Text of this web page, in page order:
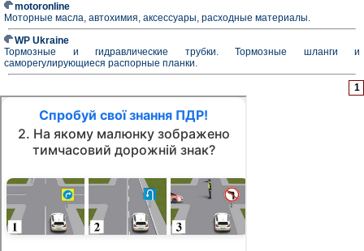
motoronline
Моторные масла, автохимия, аксессуары, расходные материалы.
WP Ukraine
Тормозные и гидравлические трубки. Тормозные шланги и
саморегулирующиеся распорные планки.
1